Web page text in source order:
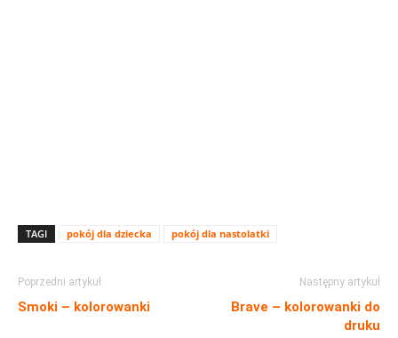
TAGI pokój dla dziecka pokój dla nastolatki
Poprzedni artykuł
Smoki – kolorowanki
Następny artykuł
Brave – kolorowanki do
druku